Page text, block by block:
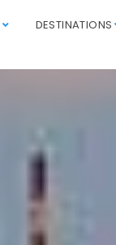
DESTINATIONS